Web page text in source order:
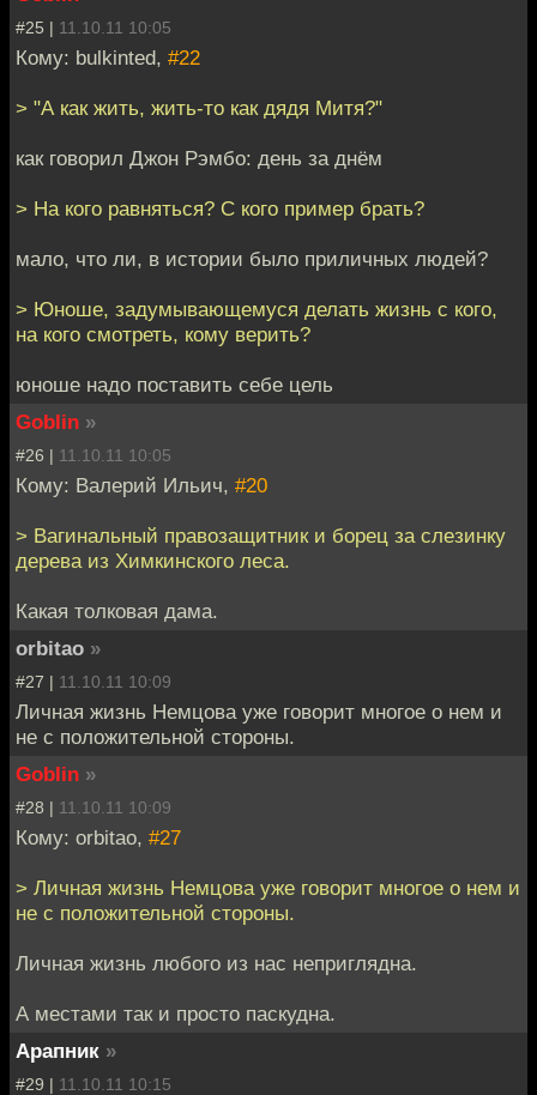
#25 | 11.10.11 10:05
Кому: bulkinted, #22
> "А как жить, жить-то как дядя Митя?"
как говорил Джон Рэмбо: день за днём
> На кого равняться? С кого пример брать?
мало, что ли, в истории было приличных людей?
> Юноше, задумывающемуся делать жизнь с кого,
на кого смотреть, кому верить?
юноше надо поставить себе цель
Goblin »
#26 | 11.10.11 10:05
Кому: Валерий Ильич, #20
> Вагинальный правозащитник и борец за слезинку
дерева из Химкинского леса.
Какая толковая дама.
orbitao »
#27 | 11.10.11 10:09
Личная жизнь Немцова уже говорит многое о нем и
не с положительной стороны.
Goblin »
#28 | 11.10.11 10:09
Кому: orbitao, #27
> Личная жизнь Немцова уже говорит многое о нем и
не с положительной стороны.
Личная жизнь любого из нас неприглядна.
А местами так и просто паскудна.
Арапник »
#29 | 11.10.11 10:15